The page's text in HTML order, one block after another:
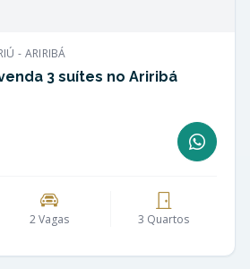
- ARIRIBÁ
3 suítes no Ariribá
2 Vagas 3 Quartos